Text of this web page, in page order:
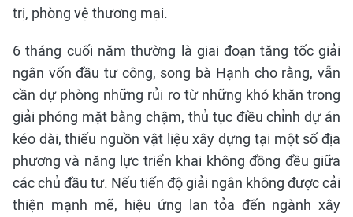
trị, phòng vệ thương mại.
6 tháng cuối năm thường là giai đoạn tăng tốc giải
ngân vốn đầu tư công, song bà Hạnh cho rằng, vẫn
cần dự phòng những rủi ro từ những khó khăn trong
giải phóng mặt bằng chậm, thủ tục điều chỉnh dự án
kéo dài, thiếu nguồn vật liệu xây dựng tại một số địa
phương và năng lực triển khai không đồng đều giữa
các chủ đầu tư. Nếu tiến độ giải ngân không được cải
thiện mạnh mẽ, hiệu ứng lan tỏa đến ngành xây